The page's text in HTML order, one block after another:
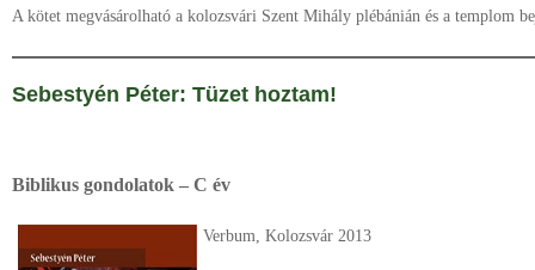
A kötet megvásárolható a kolozsvári Szent Mihály plébánián és a templom
Sebestyén Péter: Tüzet hoztam!
Biblikus gondolatok – C év
Verbum, Kolozsvár 2013